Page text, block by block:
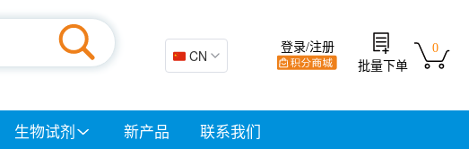
🇨🇳 CN
0
批量下单
登录/注册
生物试剂 新产品 联系我们